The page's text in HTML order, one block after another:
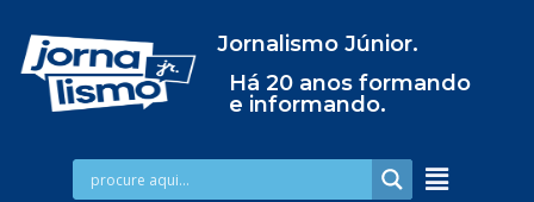
Jornalismo Júnior.
Há 20 anos formando
e informando.